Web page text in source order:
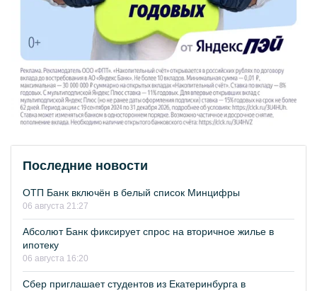
Последние новости
ОТП Банк включён в белый список Минцифры
06 августа 21:27
Абсолют Банк фиксирует спрос на вторичное жилье в
ипотеку
06 августа 16:20
Сбер приглашает студентов из Екатеринбурга в